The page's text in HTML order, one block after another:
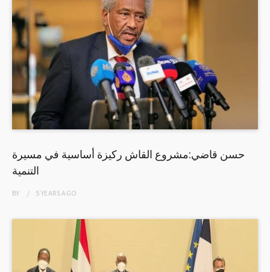
حسن قاضي:مشروع القاش ركيزة أساسية في مسيرة
التنمية
BY 5 YEARSAGO